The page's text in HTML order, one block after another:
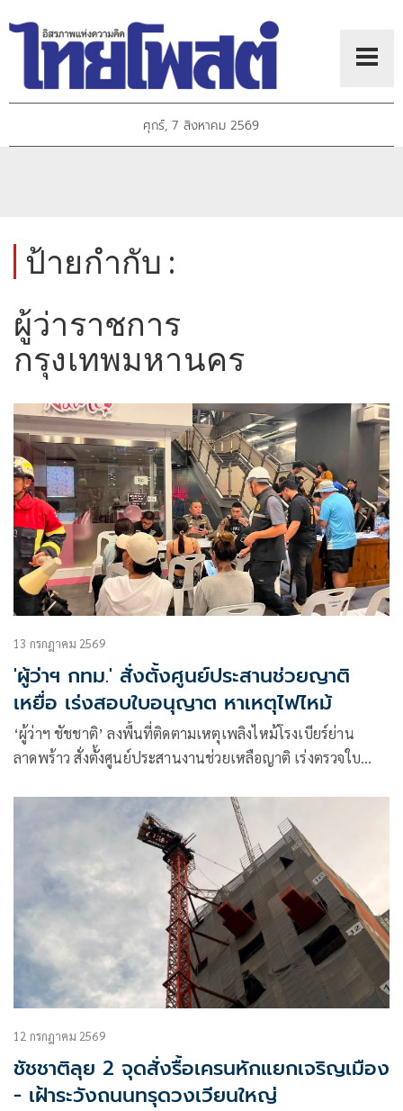
ศุกร์, 7 สิงหาคม 2569
ป้ายกำกับ :
ผู้ว่าราชการ
กรุงเทพมหานคร
13 กรกฎาคม 2569
'ผู้ว่าฯ กทม.' สั่งตั้งศูนย์ประสานช่วยญาติ
เหยื่อ เร่งสอบใบอนุญาต หาเหตุไฟไหม้
‘ผู้ว่าฯ ชัชชาติ’ ลงพื้นที่ติดตามเหตุเพลิงไหม้โรงเบียร์ย่าน
ลาดพร้าว สั่งตั้งศูนย์ประสานงานช่วยเหลือญาติ เร่งตรวจใบ
12 กรกฎาคม 2569
ชัชชาติลุย 2 จุดสั่งรื้อเครนหักแยกเจริญเมือง
- เฝ้าระวังถนนทรุดวงเวียนใหญ่